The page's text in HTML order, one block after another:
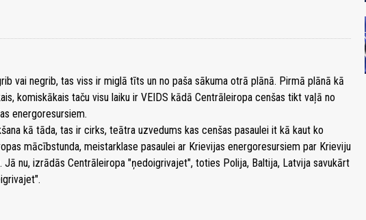
vai negrib, tas viss ir miglā tīts un no paša sākuma otrā plānā. Pirmā plānā kā
komiskākais taču visu laiku ir VEIDS kādā Centrāleiropa cenšas tikt vaļā no
energoresursiem.
kā tāda, tas ir cirks, teātra uzvedums kas cenšas pasaulei it kā kaut ko
mācībstunda, meistarklase pasaulei ar Krievijas energoresursiem par Krieviju
Jā nu, izrādās Centrāleiropa "ņedoigrivajet", toties Polija, Baltija, Latvija savukārt